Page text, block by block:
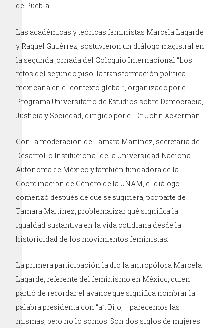
de Puebla
Las académicas y teóricas feministas Marcela Lagarde
y Raquel Gutiérrez, sostuvieron un diálogo magistral en
la segunda jornada del Coloquio Internacional “Los
retos del segundo piso: la transformación política
mexicana en el contexto global”, organizado por el
Programa Universitario de Estudios sobre Democracia,
Justicia y Sociedad, dirigido por el Dr. John Ackerman.
Con la moderación de Tamara Martínez, secretaria de
Desarrollo Institucional de la Universidad Nacional
Autónoma de México y también fundadora de la
Coordinación de Género de la UNAM, el diálogo
comenzó después de que se sugiriera, por parte de
Tamara Martínez, problematizar qué significa la
igualdad sustantiva en la vida cotidiana desde la
historicidad de los movimientos feministas.
La primera participación la dio la antropóloga Marcela
Lagarde, referente del feminismo en México, quien
partió de recordar el avance que significa nombrar la
palabra presidenta con “a”. Dijo, —parecemos las
mismas, pero no lo somos. Son dos siglos de mujeres